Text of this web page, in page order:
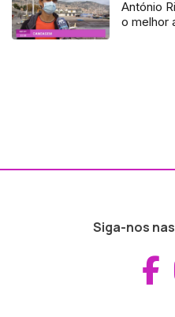
António
o melhor
Siga-nos